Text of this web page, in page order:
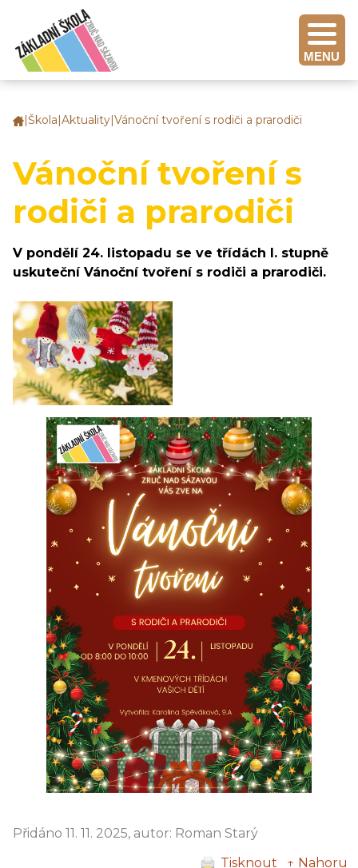
MENU
Základní
Zruč
nad
Škola Aktuality Vánoční tvoření s rodiči a prarodiči
Vánoční tvoření s
rodiči a prarodiči
V pondělí 24. listopadu se ve třídách I. stupně
uskuteční Vánoční tvoření s rodiči a prarodiči.
Přidáno 11. 11. 2025, autor: Roman Starý
Tisknout
↑ Nahoru